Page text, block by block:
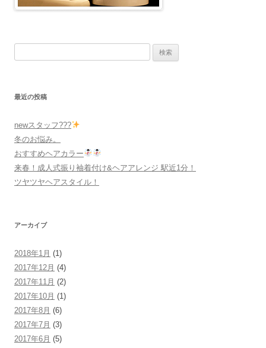
最近の投稿
newスタッフ???
冬のお悩み。
おすすめヘアカラー
来春！成人式振り袖着付け&ヘアアレンジ 駅近1分！
ツヤツヤヘアスタイル！
アーカイブ
2018年1月 (1)
2017年12月 (4)
2017年11月 (2)
2017年10月 (1)
2017年8月 (6)
2017年7月 (3)
2017年6月 (5)